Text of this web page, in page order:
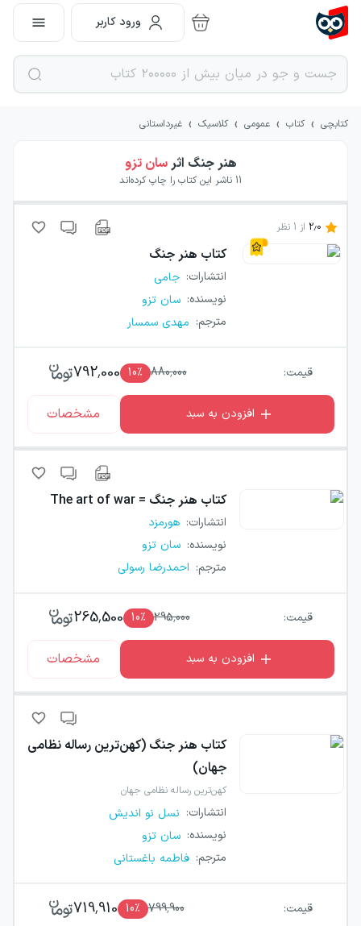
ورود کاربر
کتابچی › کتاب › عمومی › کلاسیک › غیرداستانی
هنر جنگ اثرسان تزو
11 ناشر این کتاب را چاپ کرده‌اند
2.0 از 1 نظر
کتاب هنر جنگ
انتشارات: جامی
نویسنده: سان تزو
مترجم: مهدی سمسار
قیمت: 880,000
10٪ 792,000
افزودن به سبد مشخصات
کتاب هنر جنگ = The art of war
انتشارات: هورمزد
نویسنده: سان تزو
مترجم: احمدرضا رسولی
قیمت: 295,000
10٪ 265,500
افزودن به سبد مشخصات
کتاب هنر جنگ (کهن‌ترین رساله نظامی
جهان)
کهن‌ترین رساله نظامی جهان
انتشارات: نسل نو اندیش
نویسنده: سان تزو
مترجم: فاطمه باغستانی
قیمت: 799,900
10٪ 719,910